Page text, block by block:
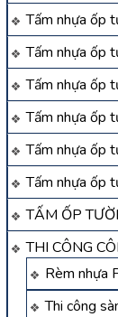
Tấm nhựa ốp
Tấm nhựa ốp
Tấm nhựa ốp
Tấm nhựa ốp
Tấm nhựa ốp
Tấm nhựa ốp
TẤM ỐP
THI CÔNG
Rèm nhựa
Thi công